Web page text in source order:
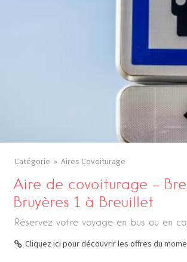
Catégorie Aires Covoiturage
Aire de covoiturage –
Bruyères 1 à Breuillet
Réservez votre voyage en bus ou en
Cliquez ici pour découvrir les offres du